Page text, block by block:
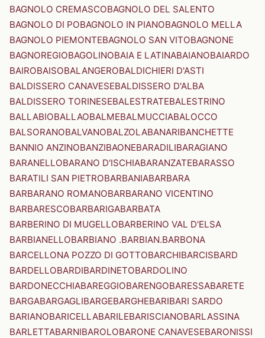
BAGNOLO CREMASCOBAGNOLO DEL SALENTO
BAGNOLO DI POBAGNOLO IN PIANOBAGNOLO MELLA
BAGNOLO PIEMONTEBAGNOLO SAN VITOBAGNONE
BAGNOREGIOBAGOLINOBAIA E LATINABAIANOBAIARDO
BAIROBAISOBALANGEROBALDICHIERI D'ASTI
BALDISSERO CANAVESEBALDISSERO D'ALBA
BALDISSERO TORINESEBALESTRATEBALESTRINO
BALLABIOBALLAOBALMEBALMUCCIABALOCCO
BALSORANOBALVANOBALZOLABANARIBANCHETTE
BANNIO ANZINOBANZIBAONEBARADILIBARAGIANO
BARANELLOBARANO D'ISCHIABARANZATEBARASSO
BARATILI SAN PIETROBARBANIABARBARA
BARBARANO ROMANOBARBARANO VICENTINO
BARBARESCOBARBARIGABARBATA
BARBERINO DI MUGELLOBARBERINO VAL D'ELSA
BARBIANELLOBARBIANO .BARBIAN.BARBONA
BARCELLONA POZZO DI GOTTOBARCHIBARCISBARD
BARDELLOBARDIBARDINETOBARDOLINO
BARDONECCHIABAREGGIOBARENGOBARESSABARETE
BARGABARGAGLIBARGEBARGHEBARIBARI SARDO
BARIANOBARICELLABARILEBARISCIANOBARLASSINA
BARLETTABARNIBAROLOBARONE CANAVESEBARONISSI